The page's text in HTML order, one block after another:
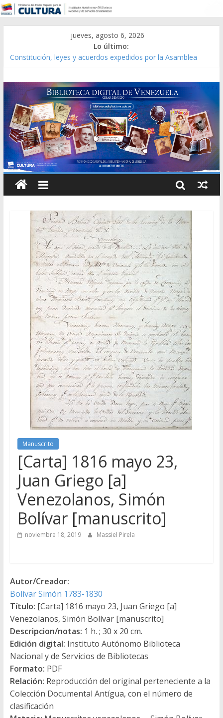
jueves, agosto 6, 2026
Lo último:
Constitución, leyes y acuerdos expedidos por la Asamblea
Modesta Bor Sánchez [material gráfico]
Gaceta Oficial de la República de Venezuela año CXXXIII Mes V,
Caracas 09 de marzo de 2006 N° 38.394
Catálogo temático de obras de Modesta Bor
Manuscrito
[Carta] 1816 mayo 23,
Juan Griego [a]
Venezolanos, Simón
Bolívar [manuscrito]
noviembre 18, 2019 Massiel Pirela
Autor/Creador:
Bolívar Simón 1783-1830
Título: [Carta] 1816 mayo 23, Juan Griego [a]
Venezolanos, Simón Bolívar [manuscrito]
Descripcion/notas: 1 h. ; 30 x 20 cm.
Edición digital: Instituto Autónomo Biblioteca
Nacional y de Servicios de Bibliotecas
Formato: PDF
Relación: Reproducción del original perteneciente a la
Colección Documental Antígua, con el número de
clasificación